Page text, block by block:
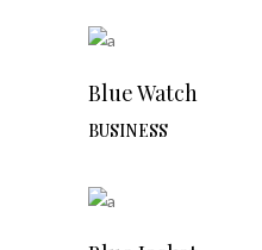
Blue Watch
BUSINESS